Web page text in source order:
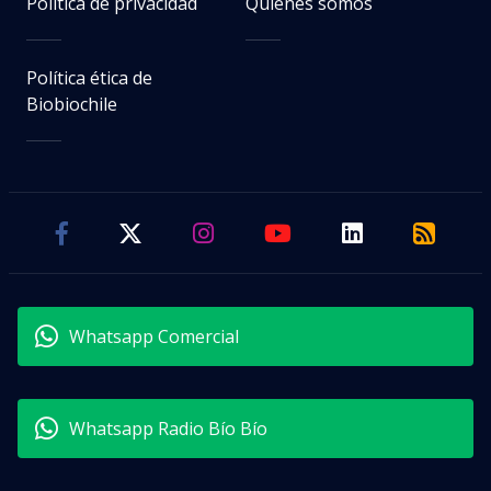
Política ética de
Biobiochile
Whatsapp Comercial
Whatsapp Radio Bío Bío